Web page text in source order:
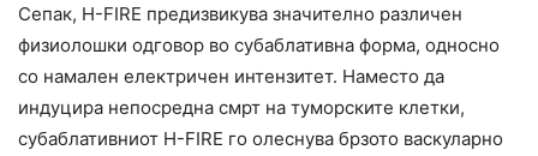
Сепак, H-FIRE предизвикува значително различен
физиолошки одговор во субаблативна форма, односно
со намален електричен интензитет. Наместо да
индуцира непосредна смрт на туморските клетки,
субаблативниот H-FIRE го олеснува брзото васкуларно